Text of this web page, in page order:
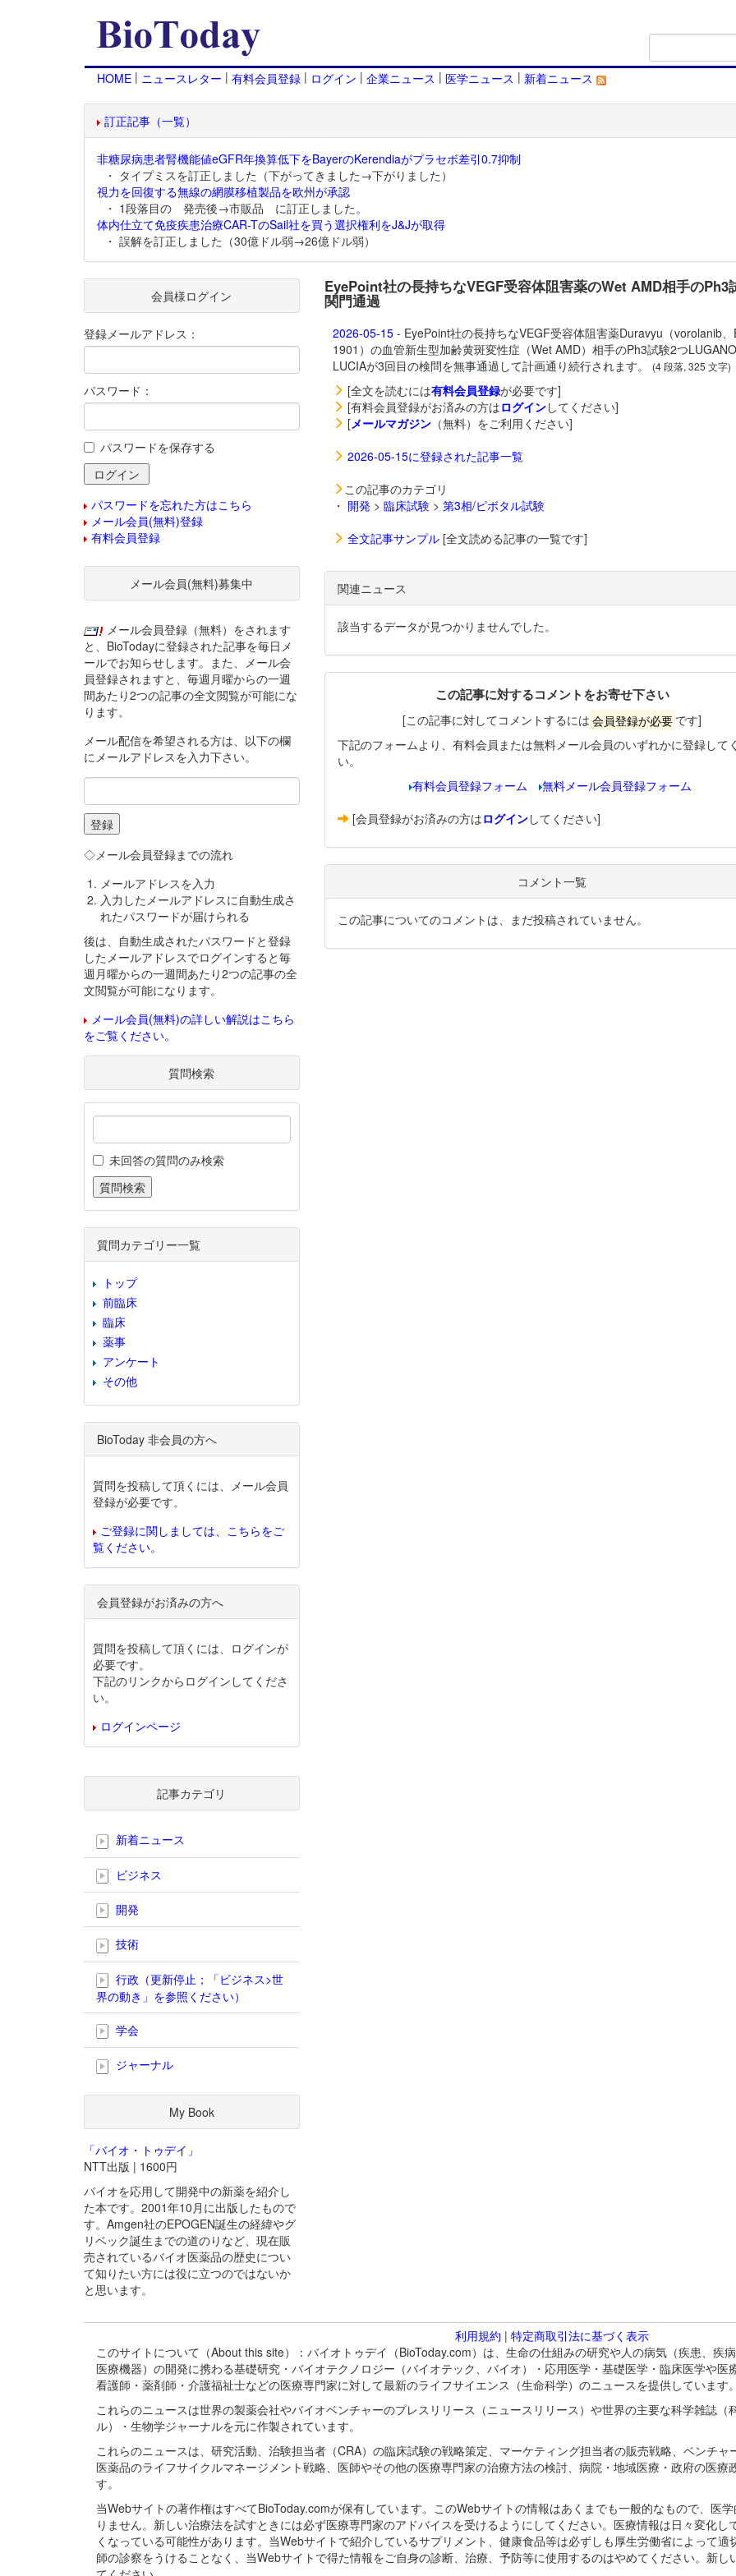
HOME | ニュースレター | 有料会員登録 | ログイン | 企業ニュース | 医学ニュース | 新着ニュース
訂正記事（一覧）
非糖尿病患者腎機能値eGFR年換算低下をBayerのKerendiaがプラセボ差引0.7抑制
・ タイプミスを訂正しました（下がってきました→下がりました）
視力を回復する無線の網膜移植製品を欧州が承認
・ 1段落目の 発売後→市販品 に訂正しました。
体内仕立て免疫疾患治療CAR-TのSail社を買う選択権利をJ&Jが取得
・ 誤解を訂正しました（30億ドル弱→26億ドル弱）
EyePoint社の長持ちなVEGF受容体阻害薬のWet AMD相手のPh3
関門通過
2026-05-15- EyePoint社の長持ちなVEGF受容体阻害薬Duravyu（vorolanib、
1901）の血管新生型加齢黄斑変性症（Wet AMD）相手のPh3試験2つ
LUCIAが3回目の検問を無事通過して計画通り続行されます。
(4 段落, 325 文字)
[全文を読むには有料会員登録が必要です]
[有料会員登録がお済みの方はログインしてください]
[メールマガジン（無料）をご利用ください]
2026-05-15に登録された記事一覧
この記事のカテゴリ
・ 開発 > 臨床試験> 第3相/ピボタル試験
全文記事サンプル[全文読める記事の一覧です]
関連ニュース
該当するデータが見つかりませんでした。
この記事に対するコメントをお寄せ下さい
[この記事に対してコメントするには 会員登録が必要 です]
下記のフォームより、有料会員または無料メール会員のいずれかに登録して
い。
有料会員登録フォーム
無料メール会員登録フォーム
[会員登録がお済みの方はログインしてください]
コメント一覧
この記事についてのコメントは、まだ投稿されていません。
会員様ログイン
登録メールアドレス：
パスワード：
パスワードを保存する
パスワードを忘れた方はこちら
メール会員(無料)登録
有料会員登録
メール会員(無料)募集中
メール会員登録（無料）をされます
と、BioTodayに登録された記事を毎日メ
ールでお知らせします。また、メール会
員登録されますと、毎週月曜からの一週
間あたり2つの記事の全文閲覧が可能にな
ります。
メール配信を希望される方は、以下の欄
にメールアドレスを入力下さい。
◇メール会員登録までの流れ
メールアドレスを入力
入力したメールアドレスに自動生成さ
れたパスワードが届けられる
後は、自動生成されたパスワードと登録
したメールアドレスでログインすると毎
週月曜からの一週間あたり2つの記事の全
文閲覧が可能になります。
メール会員(無料)の詳しい解説はこちら
をご覧ください。
質問検索
未回答の質問のみ検索
質問カテゴリー一覧
トップ
前臨床
臨床
薬事
アンケート
その他
BioToday 非会員の方へ
質問を投稿して頂くには、メール会員
登録が必要です。
ご登録に関しましては、こちらをご
覧ください。
会員登録がお済みの方へ
質問を投稿して頂くには、ログインが
必要です。
下記のリンクからログインしてくださ
い。
ログインページ
記事カテゴリ
新着ニュース
ビジネス
開発
技術
行政（更新停止；「ビジネス>世
界の動き」を参照ください）
学会
ジャーナル
My Book
「バイオ・トゥデイ」
NTT出版 | 1600円
バイオを応用して開発中の新薬を紹介し
た本です。2001年10月に出版したもので
す。Amgen社のEPOGEN誕生の経緯やグ
リベック誕生までの道のりなど、現在販
売されているバイオ医薬品の歴史につい
て知りたい方には役に立つのではないか
と思います。
利用規約 | 特定商取引法に基づく表示
このサイトについて（About this site）：バイオトゥデイ（BioToday.com）は、生命の仕組みの研究や人の病気（疾患、疾
医療機器）の開発に携わる基礎研究・バイオテクノロジー（バイオテック、バイオ）・応用医学・基礎医学・臨床医学や
看護師・薬剤師・介護福祉士などの医療専門家に対して最新のライフサイエンス（生命科学）のニュースを提供しています
これらのニュースは世界の製薬会社やバイオベンチャーのプレスリリース（ニュースリリース）や世界の主要な科学雑誌
ル）・生物学ジャーナルを元に作製されています。
これらのニュースは、研究活動、治験担当者（CRA）の臨床試験の戦略策定、マーケティング担当者の販売戦略、ベンチ
医薬品のライフサイクルマネージメント戦略、医師やその他の医療専門家の治療方法の検討、病院・地域医療・政府の医
す。
当Webサイトの著作権はすべてBioToday.comが保有しています。このWebサイトの情報はあくまでも一般的なもので、医
りません。新しい治療法を試すときには必ず医療専門家のアドバイスを受けるようにしてください。医療情報は日々変化
くなっている可能性があります。当Webサイトで紹介しているサプリメント、健康食品等は必ずしも厚生労働省によって
師の診察をうけることなく、当Webサイトで得た情報をご自身の診断、治療、予防等に使用するのはやめてください。新